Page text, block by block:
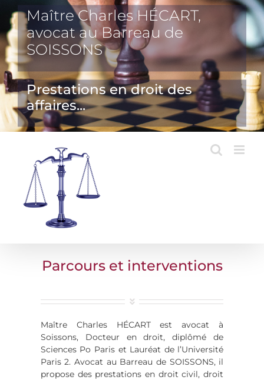
contenu
Maître Charles HÉCART,
avocat au Barreau de
SOISSONS
Prestations en droit des
affaires...
Parcours et interventions
Maître Charles HÉCART est avocat à
Soissons, Docteur en droit, diplômé de
Sciences Po Paris et Lauréat de l’Université
Paris 2. Avocat au Barreau de SOISSONS, il
propose des prestations en droit civil, droit